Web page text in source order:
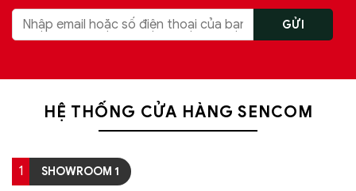
HỆ THỐNG CỬA HÀNG SENCOM
1 SHOWROOM 1